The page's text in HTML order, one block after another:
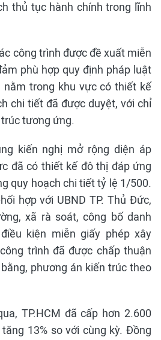
thủ tục hành chính trong lĩnh
công trình được đề xuất miễn
phù hợp quy định pháp luật
nằm trong khu vực có thiết kế
chi tiết đã được duyệt, với chỉ
tương ứng.
kiến nghị mở rộng diện áp
đã có thiết kế đô thị đáp ứng
quy hoạch chi tiết tỷ lệ 1/500.
hợp với UBND TP. Thủ Đức,
xã rà soát, công bố danh
kiện miễn giấy phép xây
trình đã được chấp thuận
phương án kiến trúc theo
TP.HCM đã cấp hơn 2.600
13% so với cùng kỳ. Đồng